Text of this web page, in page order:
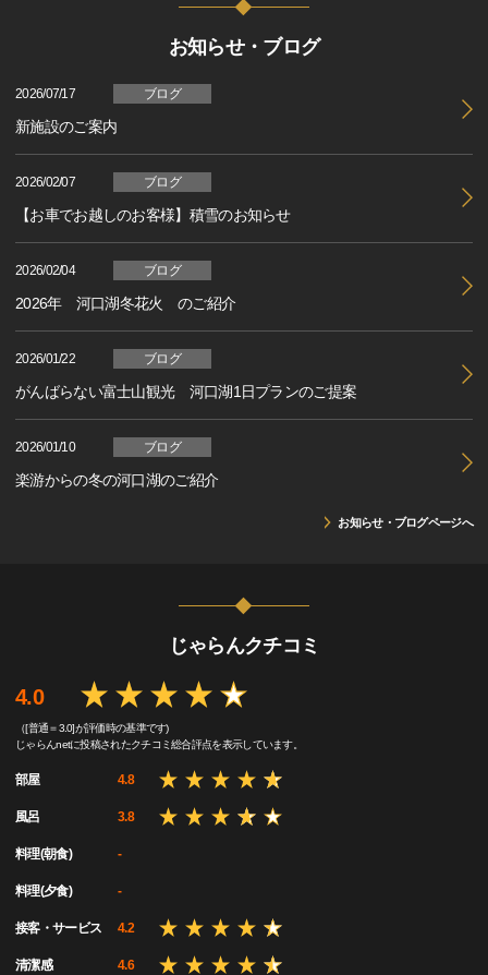
お知らせ・ブログ
2026/07/17 ブログ
新施設のご案内
2026/02/07 ブログ
【お車でお越しのお客様】積雪のお知らせ
2026/02/04 ブログ
2026年 河口湖冬花火 のご紹介
2026/01/22 ブログ
がんばらない富士山観光 河口湖1日プランのご提案
2026/01/10 ブログ
楽游からの冬の河口湖のご紹介
お知らせ・ブログページへ
じゃらんクチコミ
4.0
（[普通＝3.0]が評価時の基準です)
じゃらんnetに投稿されたクチコミ総合評点を表示しています。
部屋 4.8
風呂 3.8
料理(朝食) -
料理(夕食) -
接客・サービス 4.2
清潔感 4.6